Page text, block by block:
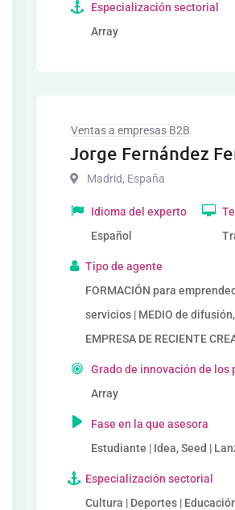
Especialización sectorial
Array
Ventas a empresas B2B
Jorge Fernández
Madrid, España
Idioma del experto
Español
Tipo de agente
FORMACIÓN para
servicios | MEDIO de
EMPRESA DE RECIENTE
Grado de innovación de los
Array
Fase en la que asesora
Estudiante | Idea, Seed |
Especialización sectorial
Cultura | Deportes |